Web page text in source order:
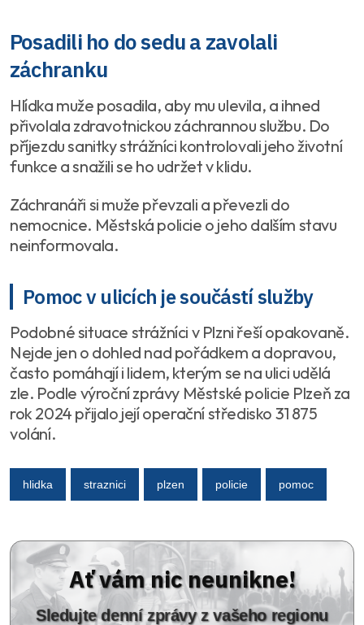
Posadili ho do sedu a zavolali
záchranku
Hlídka muže posadila, aby mu ulevila, a ihned
přivolala zdravotnickou záchrannou službu. Do
příjezdu sanitky strážníci kontrolovali jeho životní
funkce a snažili se ho udržet v klidu.
Záchranáři si muže převzali a převezli do
nemocnice. Městská policie o jeho dalším stavu
neinformovala.
Pomoc v ulicích je součástí služby
Podobné situace strážníci v Plzni řeší opakovaně.
Nejde jen o dohled nad pořádkem a dopravou,
často pomáhají i lidem, kterým se na ulici udělá
zle. Podle výroční zprávy Městské policie Plzeň za
rok 2024 přijalo její operační středisko 31 875
volání.
hlidka straznici plzen policie pomoc
Ať vám nic neunikne!
Sledujte denní zprávy z vašeho regionu